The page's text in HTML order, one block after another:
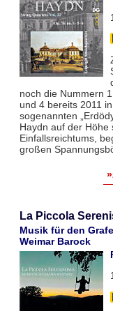
noch die Nummern
und 4 bereits 2011
sogenannten
Haydn auf der Höhe
Einfallsreichtums,
großen
La Piccola
Musik für den
Weimar Barock